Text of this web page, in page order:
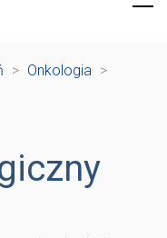
> Onkologia >